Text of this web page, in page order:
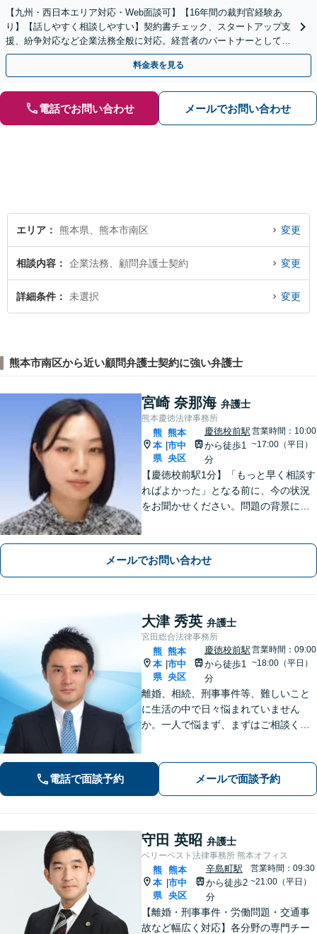
【九州・西日本エリア対応・Web面談可】【16年間の裁判官経験あ
り】【話しやすく相談しやすい】契約書チェック、スタートアップ支
援、紛争対応など企業法務全般に対応。経営者のパートナーとして伴
走し、依頼者さまのビジネスをサポートします！
料金表を見る
電話でお問い合わせ メールでお問い合わせ
エリア 熊本県、熊本市南区 変更
相談内容 企業法務、顧問弁護士契約 変更
詳細条件 未選択 変更
熊本市南区から近い顧問弁護士契約に強い弁護士
宮崎 奈那海 弁護士
熊本慶徳法律事務所
熊
本
県
熊本
市中
央区
慶徳校前駅
から徒歩1
分
営業時間：10:00
~17:00（平日）
【慶徳校前駅1分】「もっと早く相談す
ればよかった」となる前に、今の状況
をお聞かせください。問題の背景にも
間面談可】
メールでお問い合わせ
大津 秀英 弁護士
宮田総合法律事務所
熊
本
県
熊本
市中
央区
慶徳校前駅
から徒歩1
分
営業時間：09:00
~18:00（平日）
離婚、相続、刑事事件等、難しいこと
に生活の中で日々悩まれていません
か。一人で悩まず、まずはご相談くだ
か、解決できるとしてどういった解決
策があるかご提案します。
電話で面談予約 メールで面談予約
守田 英昭 弁護士
ベリーベスト法律事務所 熊本オフィス
熊
本
県
熊本
市中
央区
辛島町駅
から徒歩2
分
営業時間：09:30
~21:00（平日）
【離婚・刑事事件・労働問題・交通事
故など幅広く対応】各分野の専門チー